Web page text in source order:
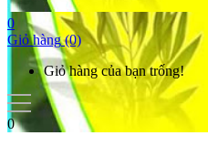
0
Giỏ hàng (0)
Giỏ hàng của bạn trống!
0